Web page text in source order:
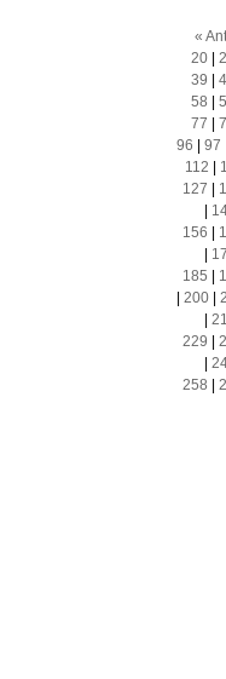
«
20|
39
58
77
96
97
112
127
156
185
200|
229
258